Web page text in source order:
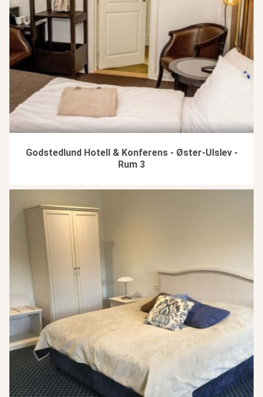
Godstedlund Hotell & Konferens - Øster-Ulslev -
Rum 3